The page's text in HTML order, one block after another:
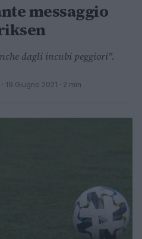
messaggio
dagli incubi peggiori".
· 19 Giugno 2021 · 2 min